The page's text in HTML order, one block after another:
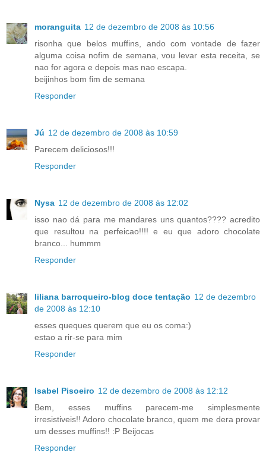
moranguita 12 de dezembro de 2008 às 10:56
risonha que belos muffins, ando com vontade de fazer
alguma coisa nofim de semana, vou levar esta receita, se
nao for agora e depois mas nao escapa.
beijinhos bom fim de semana
Responder
Jú 12 de dezembro de 2008 às 10:59
Parecem deliciosos!!!
Responder
Nysa 12 de dezembro de 2008 às 12:02
isso nao dá para me mandares uns quantos???? acredito
que resultou na perfeicao!!!! e eu que adoro chocolate
branco... hummm
Responder
liliana barroqueiro-blog doce tentação 12 de dezembro
de 2008 às 12:10
esses queques querem que eu os coma:)
estao a rir-se para mim
Responder
Isabel Pisoeiro 12 de dezembro de 2008 às 12:12
Bem, esses muffins parecem-me simplesmente
irresistiveis!! Adoro chocolate branco, quem me dera provar
um desses muffins!! :P Beijocas
Responder